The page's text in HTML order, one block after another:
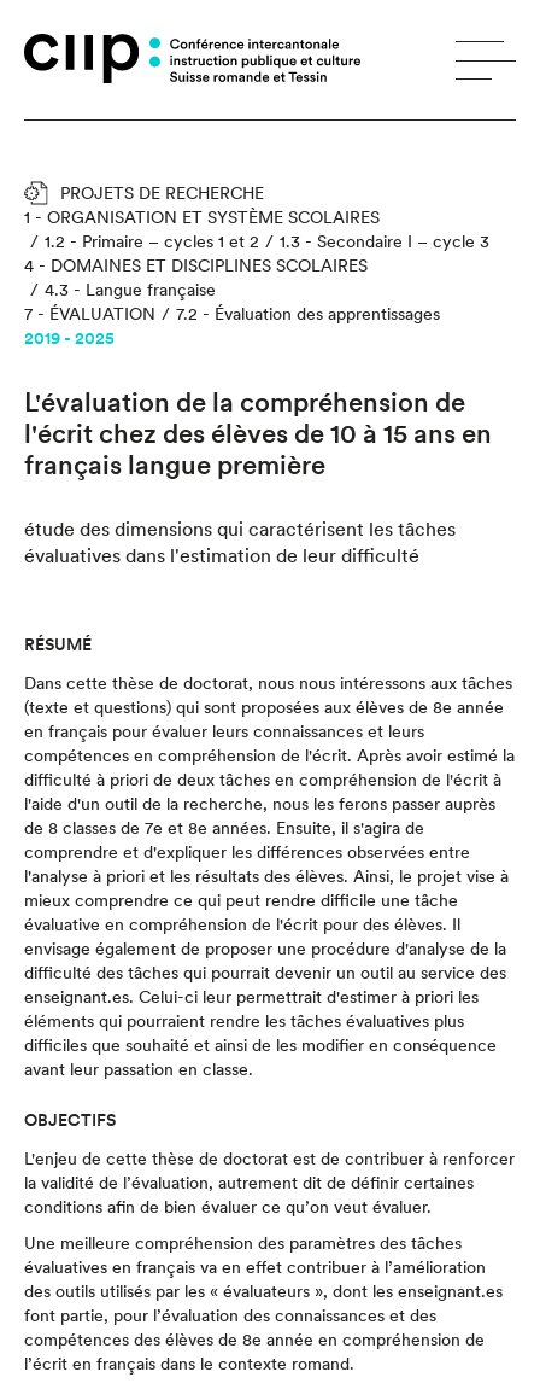
PROJETS DE RECHERCHE
1 - ORGANISATION ET SYSTÈME SCOLAIRES
1.2 - Primaire – cycles 1 et 2
1.3 - Secondaire I – cycle 3
4 - DOMAINES ET DISCIPLINES SCOLAIRES
4.3 - Langue française
7 - ÉVALUATION
7.2 - Évaluation des apprentissages
2019 - 2025
L'évaluation de la compréhension de
l'écrit chez des élèves de 10 à 15 ans en
français langue première
étude des dimensions qui caractérisent les tâches
évaluatives dans l'estimation de leur difficulté
RÉSUMÉ
Dans cette thèse de doctorat, nous nous intéressons aux tâches
(texte et questions) qui sont proposées aux élèves de 8e année
en français pour évaluer leurs connaissances et leurs
compétences en compréhension de l'écrit. Après avoir estimé la
difficulté à priori de deux tâches en compréhension de l'écrit à
l'aide d'un outil de la recherche, nous les ferons passer auprès
de 8 classes de 7e et 8e années. Ensuite, il s'agira de
comprendre et d'expliquer les différences observées entre
l'analyse à priori et les résultats des élèves. Ainsi, le projet vise à
mieux comprendre ce qui peut rendre difficile une tâche
évaluative en compréhension de l'écrit pour des élèves. Il
envisage également de proposer une procédure d'analyse de la
difficulté des tâches qui pourrait devenir un outil au service des
enseignant.es. Celui-ci leur permettrait d'estimer à priori les
éléments qui pourraient rendre les tâches évaluatives plus
difficiles que souhaité et ainsi de les modifier en conséquence
avant leur passation en classe.
OBJECTIFS
L'enjeu de cette thèse de doctorat est de contribuer à renforcer
la validité de l’évaluation, autrement dit de définir certaines
conditions afin de bien évaluer ce qu’on veut évaluer.
Une meilleure compréhension des paramètres des tâches
évaluatives en français va en effet contribuer à l’amélioration
des outils utilisés par les « évaluateurs », dont les enseignant.es
font partie, pour l’évaluation des connaissances et des
compétences des élèves de 8e année en compréhension de
l’écrit en français dans le contexte romand.